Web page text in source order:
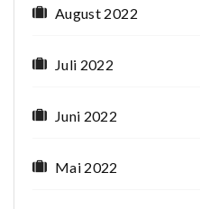
August 2022
Juli 2022
Juni 2022
Mai 2022